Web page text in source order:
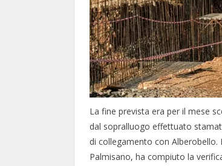
La fine prevista era per il mese
dal sopralluogo effettuato
di collegamento con Alberobello.
Palmisano, ha compiuto la